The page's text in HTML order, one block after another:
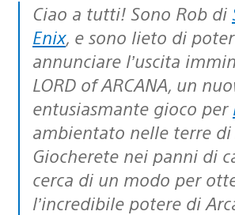
Ciao a tutti! Sono Rob di
Enix, e sono lieto di
annunciare l’uscita
LORD of ARCANA, un
entusiasmante gioco per
ambientato nelle terre di
Giocherete nei panni di
cerca di un modo per
l’incredibile potere di